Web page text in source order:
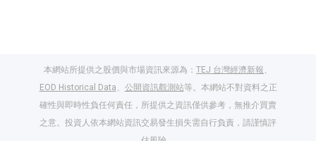
本網站所提供之股價與市場資訊來源為： TEJ 台灣經濟新報、
EOD Historical Data、 公開資訊觀測站等。本網站不對資料之正
確性與即時性負任何責任，所提供之資訊僅供參考，無推介買賣
之意。投資人依本網站資訊交易發生損失需自行負責，請謹慎評